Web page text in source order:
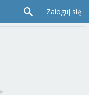
Zaloguj się